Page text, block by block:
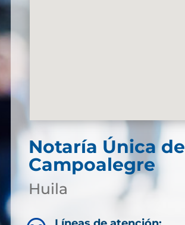
Notaría Única de
Campoalegre
Huila